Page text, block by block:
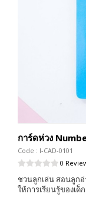
การ์ดห่วง
Code : I-CAD-0101
0
ชวนลูกเล่น สอนลูก
ให้การเรียนรู้ของเ